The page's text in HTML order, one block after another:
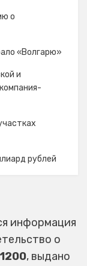
о
«Волгарю»
и
рублей
информация
о
, выдано